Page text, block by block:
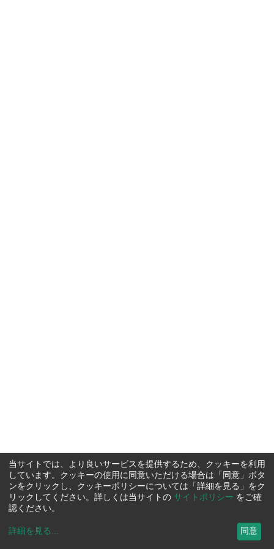
当サイトでは、より良いサービスを提供するため、クッキーを利用
しています。クッキーの使用に同意いただける場合は「同意」ボタ
ンをクリックし、クッキーポリシーについては「詳細を見る」をク
リックしてください。詳しくは当サイトの サイトポリシー をご確
認ください。
詳細を見る ... 同意